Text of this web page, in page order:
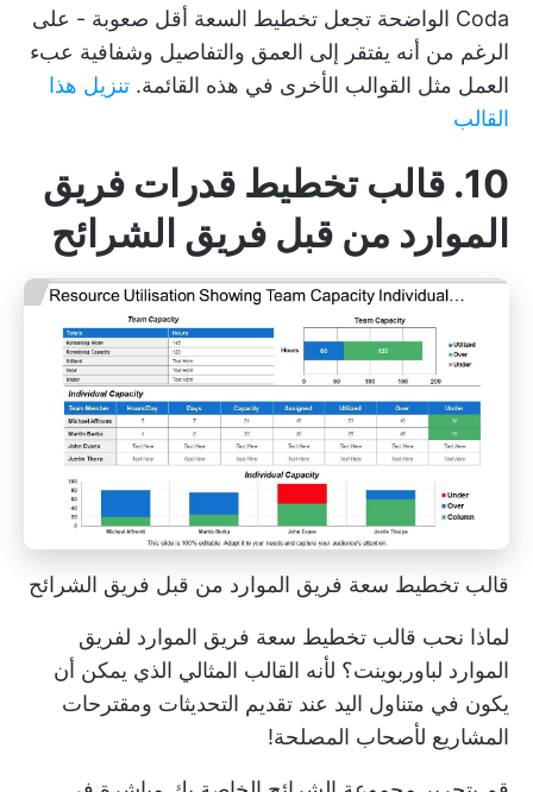
Coda الواضحة تجعل تخطيط السعة أقل صعوبة - على
الرغم من أنه يفتقر إلى العمق والتفاصيل وشفافية عبء
العمل مثل القوالب الأخرى في هذه القائمة. تنزيل هذا
القالب
10. قالب تخطيط قدرات فريق
الموارد من قبل فريق الشرائح
قالب تخطيط سعة فريق الموارد من قبل فريق الشرائح
لماذا نحب قالب تخطيط سعة فريق الموارد لفريق
الموارد لباوربوينت؟ لأنه القالب المثالي الذي يمكن أن
يكون في متناول اليد عند تقديم التحديثات ومقترحات
المشاريع لأصحاب المصلحة!